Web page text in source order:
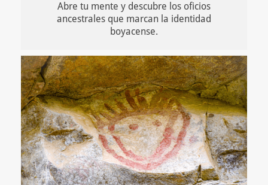
Abre tu mente y descubre los oficios
ancestrales que marcan la identidad
boyacense.